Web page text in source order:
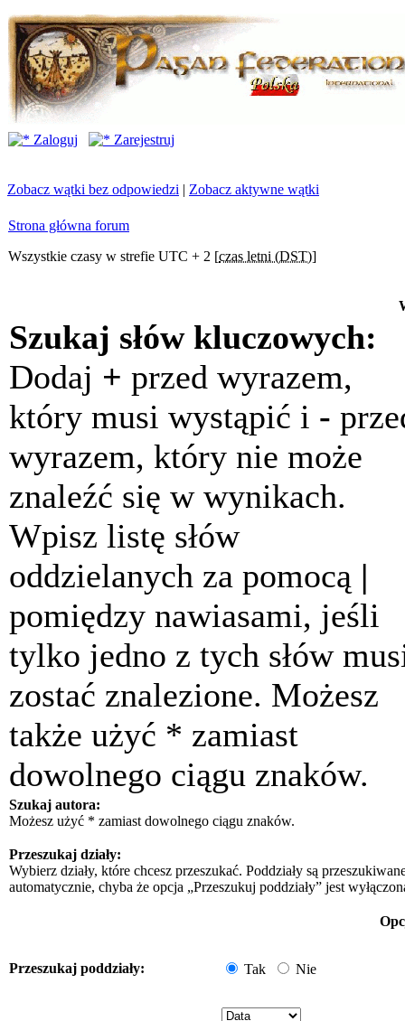
Zaloguj Zarejestruj
Zobacz wątki bez odpowiedzi | Zobacz aktywne wątki
Strona główna forum
Wszystkie czasy w strefie UTC + 2 [czas letni (DST)]
Szukaj słów kluczowych:
Dodaj + przed wyrazem,
który musi wystąpić i -
wyrazem, który nie może
znaleźć się w wynikach.
Wpisz listę słów
oddzielanych za pomocą |
pomiędzy nawiasami, jeśli
tylko jedno z tych słów
zostać znalezione. Możesz
także użyć * zamiast
dowolnego ciągu znaków.
Szukaj autora:
Możesz użyć * zamiast dowolnego ciągu znaków.
Przeszukaj działy:
Wybierz działy, które chcesz przeszukać. Poddziały są
automatycznie, chyba że opcja „Przeszukuj poddziały” jest
Przeszukaj poddziały: Tak Nie